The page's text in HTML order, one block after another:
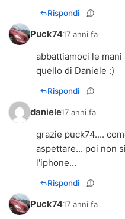
Rispondi
Puck7417 anni fa
abbattiamoci le
quello di Daniele :)
Rispondi
daniele17 anni fa
grazie puck74....
aspettare... poi non
l'iphone...
Rispondi
Puck7417 anni fa